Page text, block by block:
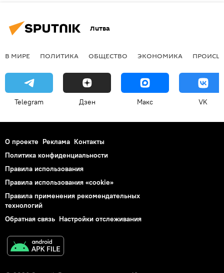
Литва
В МИРЕ ПОЛИТИКА ОБЩЕСТВО ЭКОНОМИКА
Telegram Дзен Макс VK
О проекте Реклама Контакты
Политика конфиденциальности
Правила использования
Правила использования «cookie»
Правила применения рекомендательных
технологий
Обратная связь Настройки отслеживания